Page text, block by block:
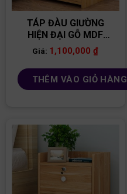
TÁP ĐÀU GIƯỜNG
HIỆN ĐẠI GỖ MDF
TĐG10
Giá: 1,100,000₫
THÊM VÀO GIỎ HÀNG